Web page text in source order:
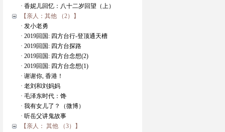
· 香妮儿回忆：八十二岁回望（上）
【亲人：其他 （2）】
· 发小老勇
· 2019回国: 四方台行-登顶通天槽
· 2019回国: 四方台探路
· 2019回国: 四方台念想(2)
· 2019回国: 四方台念想(1)
· 谢谢你, 香港！
· 老刘和刘妈妈
· 毛泽东时代：馋
· 我有女儿了？（微博）
· 听岳父讲鬼故事
【亲人： 其他 （3）】